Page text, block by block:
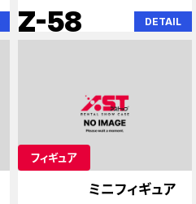
めーしょんウエハー
Z-58 DETAIL
フィギュア
ミニフィギュア